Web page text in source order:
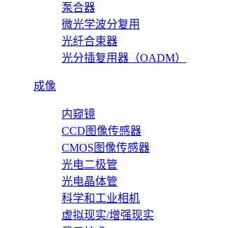
泵合器
微光学波分复用
光纤合束器
光分插复用器（OADM）
成像
内窥镜
CCD图像传感器
CMOS图像传感器
光电二极管
光电晶体管
科学和工业相机
虚拟现实/增强现实